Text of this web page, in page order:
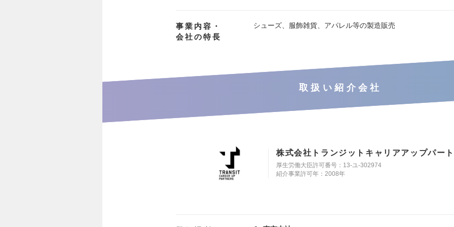
事業内容・
会社の特長
シューズ、服飾雑貨、アパレル等の製造販売
取扱い紹介会社
株式会社トランジットキャリアアップパー
厚生労働大臣許可番号：13-ユ-302974
紹介事業許可年：2008年